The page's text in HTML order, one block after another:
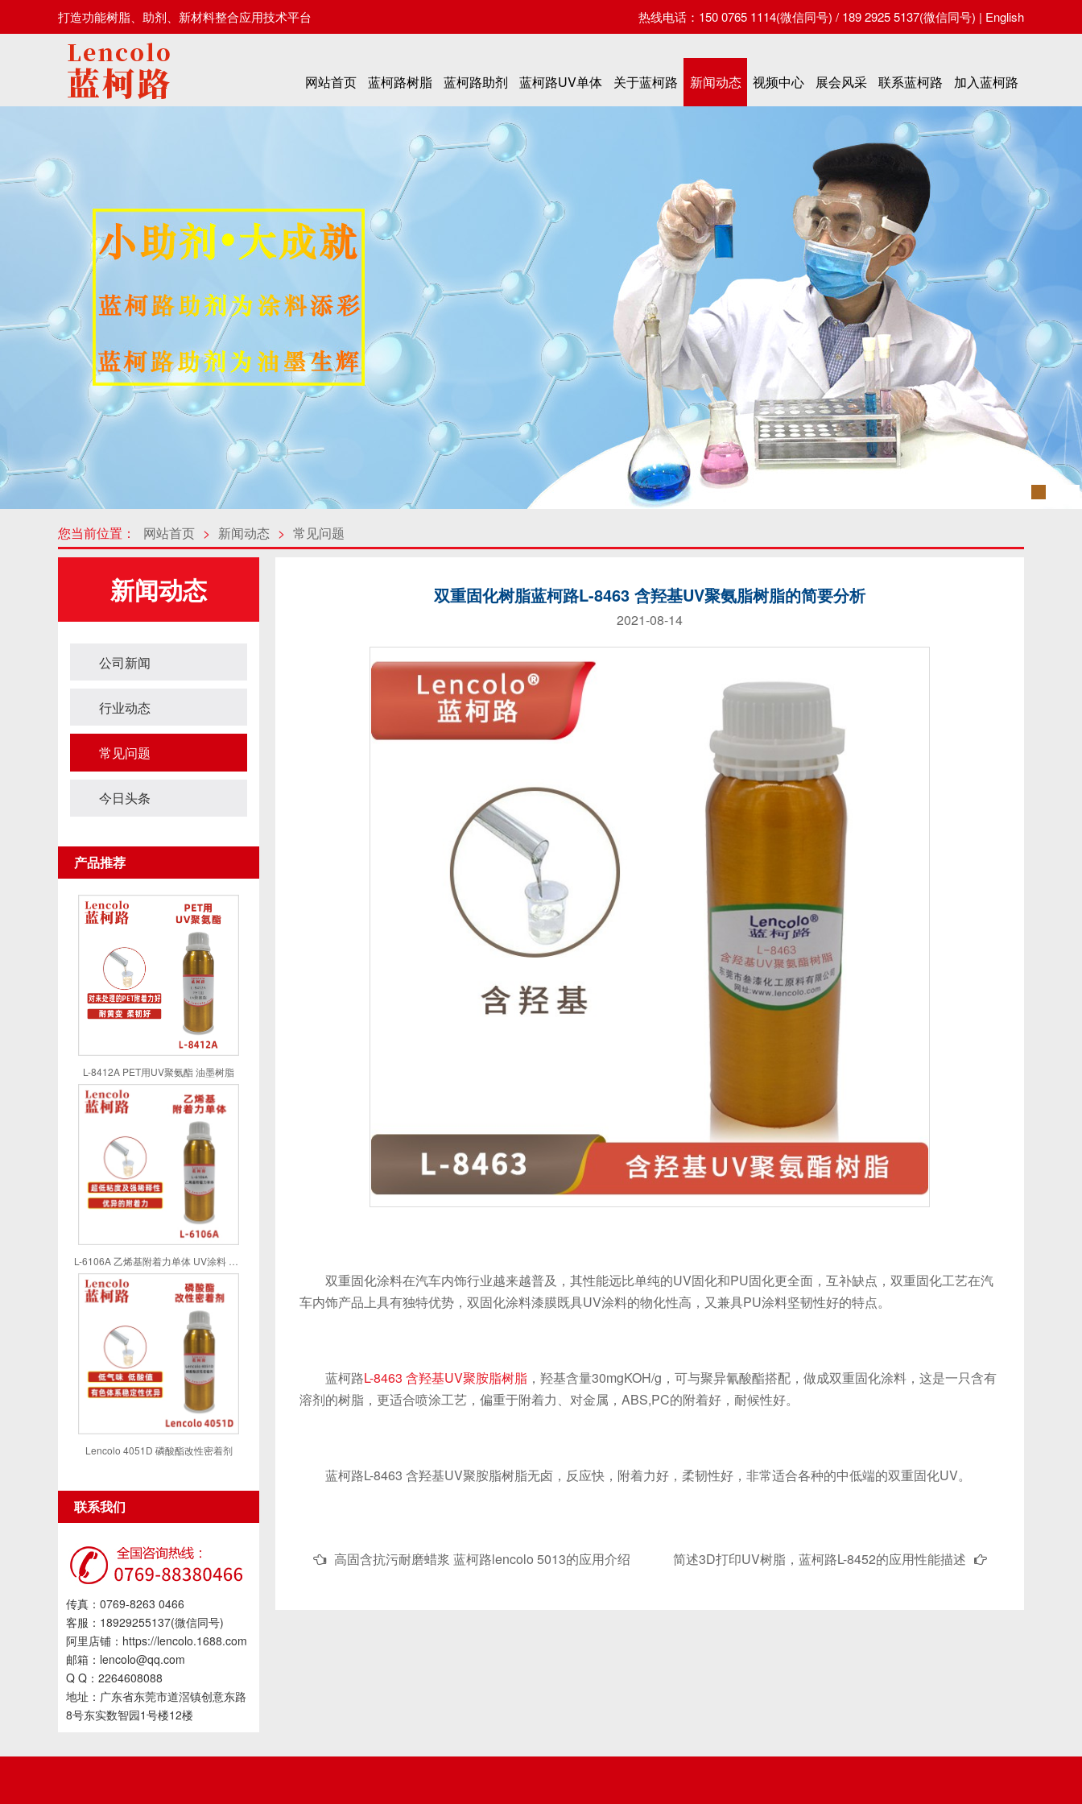
打造功能树脂、助剂、新材料整合应用技术平台 热线电话：150 0765 1114(微信同号) / 189 2925 5137(微信同号) | English
网站首页 蓝柯路树脂 蓝柯路助剂 蓝柯路UV单体 关于蓝柯路 新闻动态 视频中心 展会风采 联系蓝柯路 加入蓝柯路
您当前位置： 网站首页 > 新闻动态 > 常见问题
新闻动态
公司新闻
行业动态
常见问题
今日头条
产品推荐
L-8412A PET用UV聚氨酯 油墨树脂
Lencolo 4051D 磷酸酯改性密着剂
联系我们
传真：0769-8263 0466
客服：18929255137(微信同号)
阿里店铺：https://lencolo.1688.com
邮箱：lencolo@qq.com
Q Q：2264608088
地址：广东省东莞市道滘镇创意东路
8号东实数智园1号楼12楼
双重固化树脂蓝柯路L-8463 含羟基UV聚氨脂树脂的简要分析
2021-08-14
双重固化涂料在汽车内饰行业越来越普及，其性能远比单纯的UV固化和PU固化更全面，互补缺点，双重固化工艺在汽
车内饰产品上具有独特优势，双固化涂料漆膜既具UV涂料的物化性高，又兼具PU涂料坚韧性好的特点。
蓝柯路L-8463 含羟基UV聚胺脂树脂 ，羟基含量30mgKOH/g，可与聚异氰酸酯搭配，做成双重固化涂料，这是一只含有
溶剂的树脂，更适合喷涂工艺，偏重于附着力、对金属，ABS,PC的附着好，耐候性好。
蓝柯路L-8463 含羟基UV聚胺脂树脂无卤，反应快，附着力好，柔韧性好，非常适合各种的中低端的双重固化UV。
高固含抗污耐磨蜡浆 蓝柯路lencolo 5013的应用介绍 简述3D打印UV树脂，蓝柯路L-8452的应用性能描述